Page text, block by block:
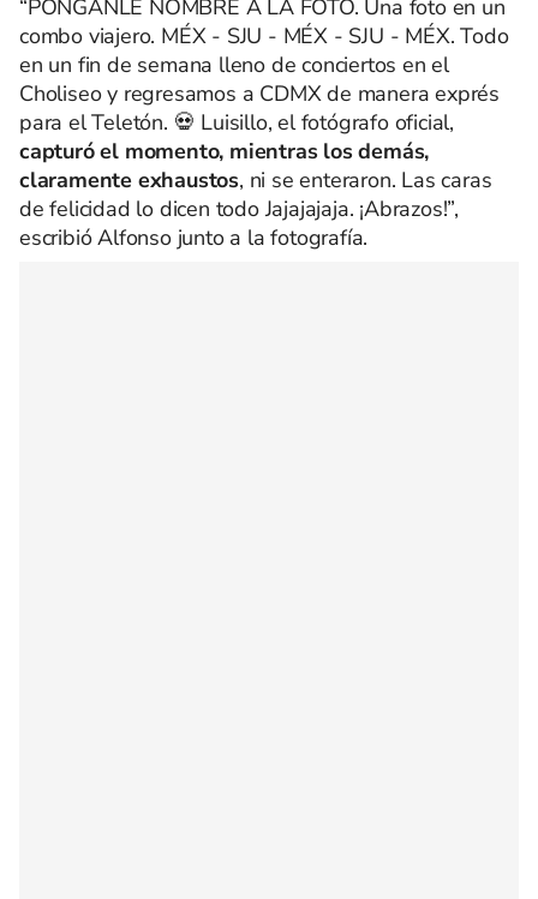
“PÓNGANLE NOMBRE A LA FOTO. Una foto en un
combo viajero. MÉX - SJU - MÉX - SJU - MÉX. Todo
en un fin de semana lleno de conciertos en el
Choliseo y regresamos a CDMX de manera exprés
para el Teletón. 💀 Luisillo, el fotógrafo oficial,
capturó el momento, mientras los demás,
claramente exhaustos, ni se enteraron. Las caras
de felicidad lo dicen todo Jajajajaja. ¡Abrazos!”,
escribió Alfonso junto a la fotografía.